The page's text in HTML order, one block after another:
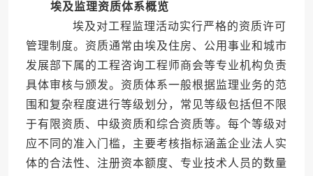
埃及监理资质体系概览
埃及对工程监理活动实行严格的资质许可
管理制度。资质通常由埃及住房、公用事业和城市
发展部下属的工程咨询工程师商会等专业机构负责
具体审核与颁发。资质体系一般根据监理业务的范
围和复杂程度进行等级划分，常见等级包括但不限
于有限资质、中级资质和综合资质等。每个等级对
应不同的准入门槛，主要考核指标涵盖企业法人实
体的合法性、注册资本额度、专业技术人员的数量